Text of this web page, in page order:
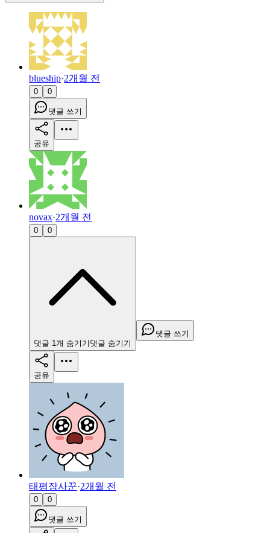
blueship·2개월 전
0 0
댓글 쓰기
공유
novax·2개월 전
0 0
댓글 1개 숨기기 댓글 숨기기
댓글 쓰기
공유
태평장사꾼·2개월 전
0 0
댓글 쓰기